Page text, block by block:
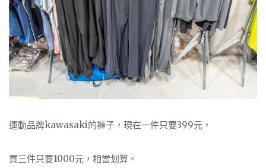
運動品牌kawasaki的褲子，現在一件只要399元，
買三件只要1000元，相當划算。